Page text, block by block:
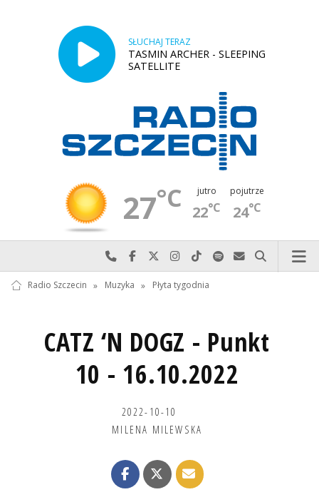
SŁUCHAJ TERAZ
TASMIN ARCHER - SLEEPING
SATELLITE
27°C jutro
22°C
pojutrze
24°C
Najlepiej po prostu do nas zadzwoń
Odwiedź nas na Facebook-u
Odwiedź nas na X
Odwiedź nas na Instagram-ie
Odwiedź nas na TikTok-u
Szukaj nas na Spotify
Wyślij do nas
Szukaj
Radio Szczecin » Muzyka » Płyta tygodnia
CATZ ‘N DOGZ - Punkt
10 - 16.10.2022
2022-10-10
MILENA MILEWSKA